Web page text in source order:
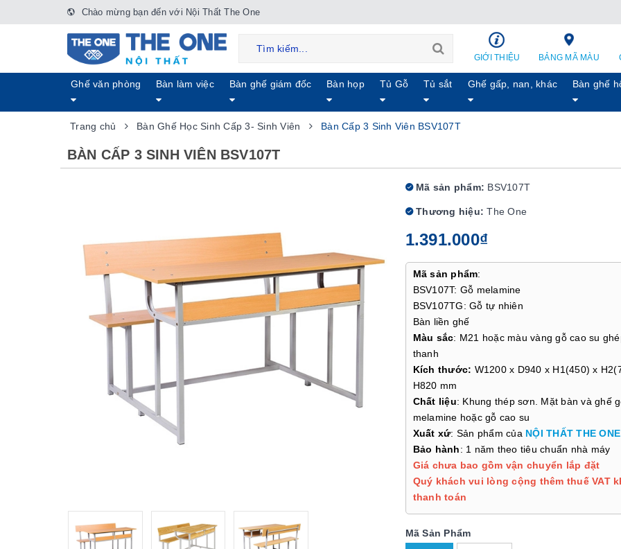
Chào mừng bạn đến với Nội Thất The One
GIỚI THIỆU BẢNG MÃ MÀU
Ghế văn phòng Bàn làm việc Bàn ghế giám đốc Bàn họp Tủ Gỗ Tủ sắt Ghế gấp, nan, khác Bàn ghế
Trang chủ Bàn Ghế Học Sinh Cấp 3- Sinh Viên Bàn Cấp 3 Sinh Viên BSV107T
BÀN CẤP 3 SINH VIÊN BSV107T
Mã sản phẩm: BSV107T
Thương hiệu: The One
1.391.000₫
Mã sản phẩm:
BSV107T: Gỗ melamine
BSV107TG: Gỗ tự nhiên
Bàn liền ghế
Màu sắc: M21 hoặc màu vàng gỗ cao su
thanh
Kích thước: W1200 x D940 x H1(450) x
H820 mm
Chất liệu: Khung thép sơn. Mặt bàn và ghế
melamine hoặc gỗ cao su
Xuất xứ: Sản phẩm của NỘI THẤT THE ONE
Bảo hành: 1 năm theo tiêu chuẩn nhà máy
Giá chưa bao gồm vận chuyển lắp đặt
Quý khách vui lòng cộng thêm thuế VAT
thanh toán
Mã Sản Phẩm